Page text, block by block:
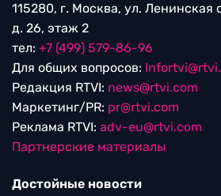
115280, г. Москва, ул. Ленинская
д. 26, этаж 2
тел: +7 (499) 579-86-96
Для общих вопросов:
Редакция RTVI: news@rtvi.com
Маркетинг/PR: pr@rtvi.com
Реклама RTVI: adv-eu@rtvi.com
Партнерские материалы
Достойные новости